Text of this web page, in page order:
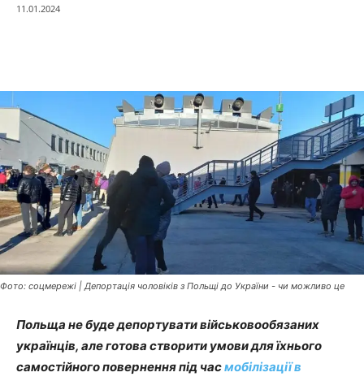
11.01.2024
Фото: соцмережі | Депортація чоловіків з Польщі до України - чи можливо це
Польща не буде депортувати військовообязаних
українців, але готова створити умови для їхнього
самостійного повернення під часмобілізації в